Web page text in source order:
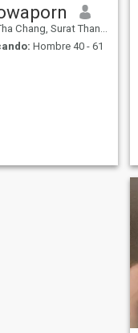
Chang, Surat Thani, Tailandia
Hombre 40 - 61